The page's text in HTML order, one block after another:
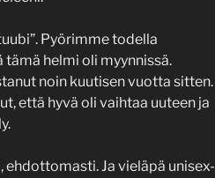
Pyörimme todella
tämä helmi oli myynnissä.
noin kuutisen vuotta sitten.
että hyvä oli vaihtaa uuteen ja
ehdottomasti. Ja vieläpä unisex-